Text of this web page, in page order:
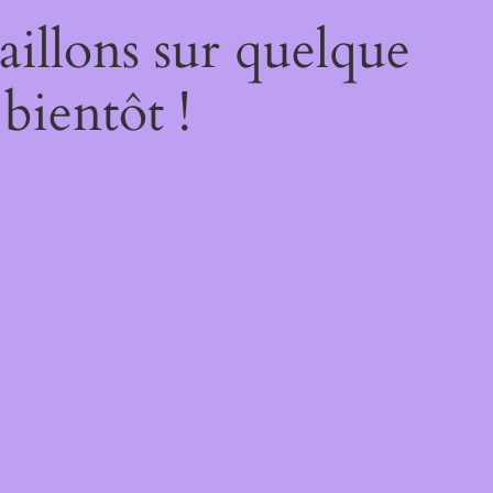
sur quelque
!